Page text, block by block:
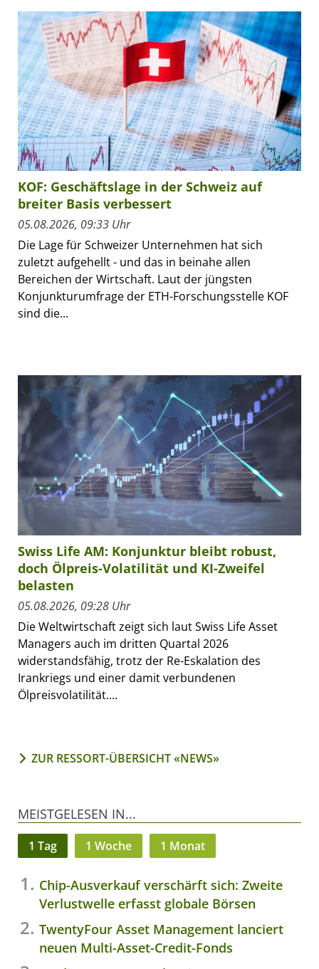
KOF: Geschäftslage in der Schweiz auf
breiter Basis verbessert
05.08.2026, 09:33 Uhr
Die Lage für Schweizer Unternehmen hat sich
zuletzt aufgehellt - und das in beinahe allen
Bereichen der Wirtschaft. Laut der jüngsten
Konjunkturumfrage der ETH-Forschungsstelle KOF
sind die...
Swiss Life AM: Konjunktur bleibt robust,
doch Ölpreis-Volatilität und KI-Zweifel
belasten
05.08.2026, 09:28 Uhr
Die Weltwirtschaft zeigt sich laut Swiss Life Asset
Managers auch im dritten Quartal 2026
widerstandsfähig, trotz der Re-Eskalation des
Irankriegs und einer damit verbundenen
Ölpreisvolatilität....
ZUR RESSORT-ÜBERSICHT «NEWS»
MEISTGELESEN IN...
1 Tag 1 Woche 1 Monat
Chip-Ausverkauf verschärft sich: Zweite
Verlustwelle erfasst globale Börsen
TwentyFour Asset Management lanciert
neuen Multi-Asset-Credit-Fonds